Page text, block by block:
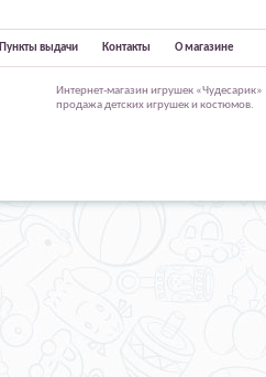
Пункты выдачи Контакты О магазине
Интернет-магазин игрушек
продажа детских игрушек и костюмов.